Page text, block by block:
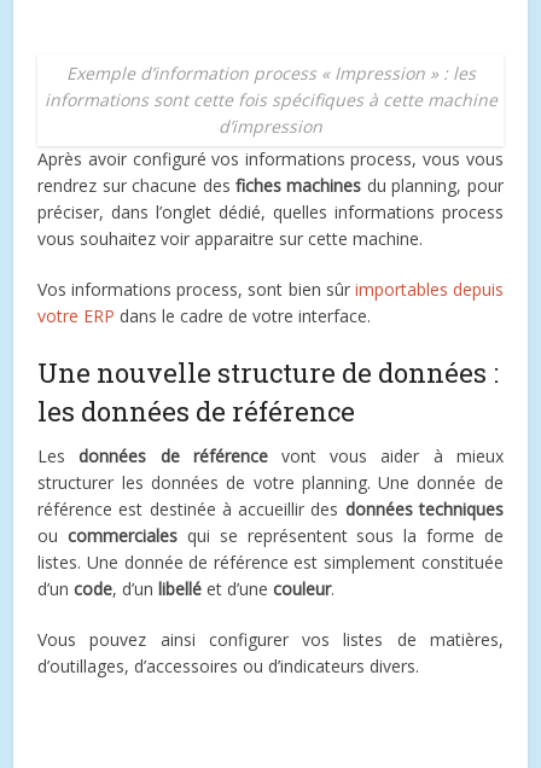
Exemple d’information process « Impression » : les
informations sont cette fois spécifiques à cette machine
d’impression
Après avoir configuré vos informations process, vous vous
rendrez sur chacune des fiches machines du planning, pour
préciser, dans l’onglet dédié, quelles informations process
vous souhaitez voir apparaitre sur cette machine.
Vos informations process, sont bien sûr importables depuis
votre ERP dans le cadre de votre interface.
Une nouvelle structure de données :
les données de référence
Lesdonnées de référencevont vous aider à mieux
structurer les données de votre planning. Une donnée de
référence est destinée à accueillir des données techniques
oucommerciales qui se représentent sous la forme de
listes. Une donnée de référence est simplement constituée
d’uncode, d’unlibellé et d’unecouleur.
Vous pouvez ainsi configurer vos listes de matières,
d’outillages, d’accessoires ou d’indicateurs divers.